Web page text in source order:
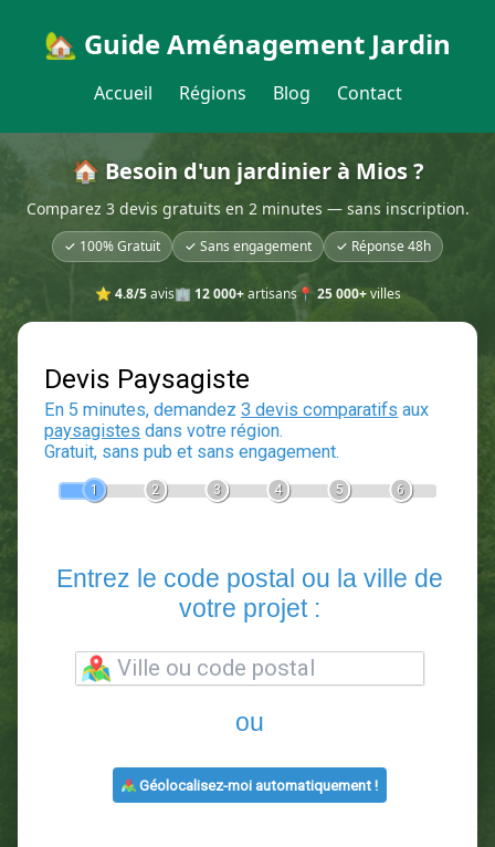
🏡 Guide Aménagement Jardin
Accueil Régions Blog Contact
🏠 Besoin d'un jardinier à Mios ?
Comparez 3 devis gratuits en 2 minutes — sans inscription.
✓ 100% Gratuit ✓ Sans engagement ✓ Réponse 48h
⭐ 4.8/5avis🏢 12 000+artisans📍 25 000+villes
Devis Paysagiste
En 5 minutes, demandez3 devis comparatifs
votre projet :